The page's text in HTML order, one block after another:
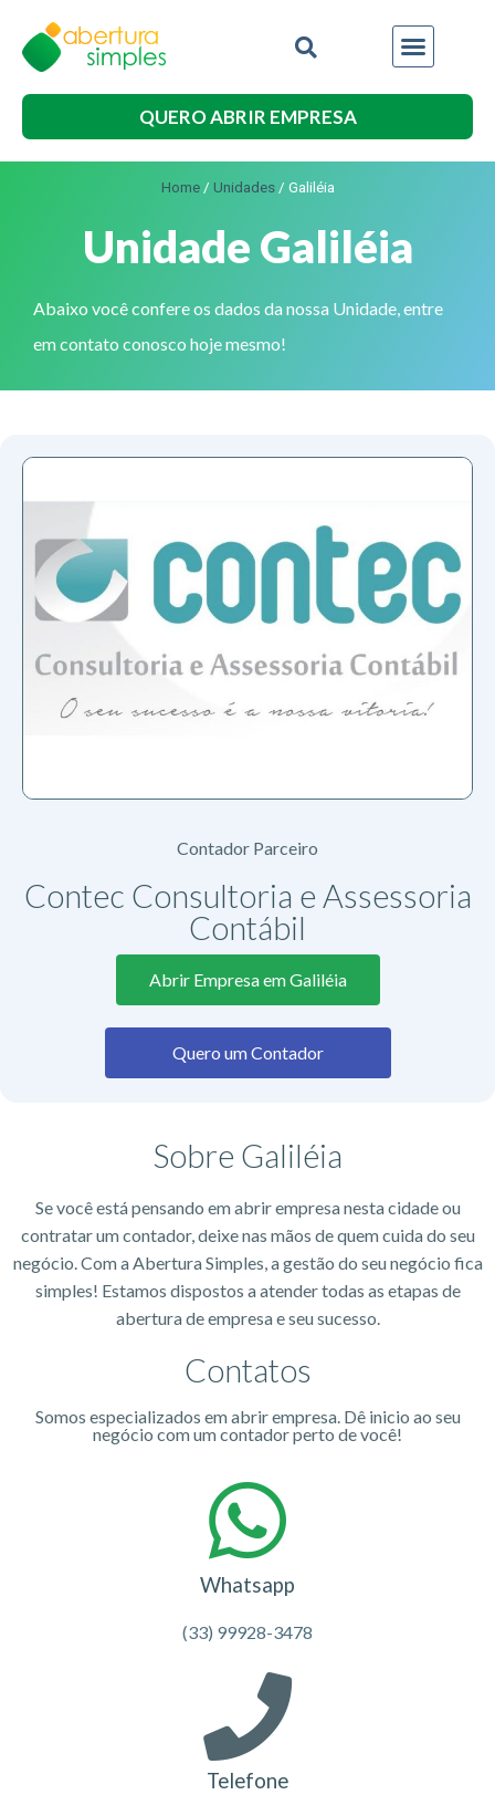
QUERO ABRIR EMPRESA
Home/ Unidades/ Galiléia
Unidade Galiléia
Abaixo você confere os dados da nossa Unidade, entre
em contato conosco hoje mesmo!
Contador Parceiro
Contec Consultoria e Assessoria
Contábil
Abrir Empresa em Galiléia
Quero um Contador
Sobre Galiléia
Se você está pensando em abrir empresa nesta cidade ou
contratar um contador, deixe nas mãos de quem cuida do seu
negócio. Com a Abertura Simples, a gestão do seu negócio fica
simples! Estamos dispostos a atender todas as etapas de
abertura de empresa e seu sucesso.
Contatos
Somos especializados em abrir empresa. Dê inicio ao seu
negócio com um contador perto de você!
Whatsapp
(33) 99928-3478
Telefone